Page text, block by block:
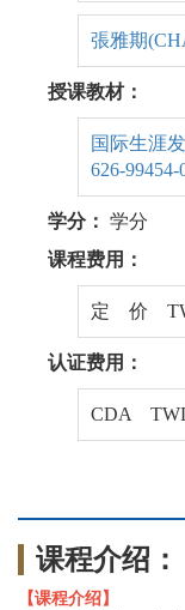
張雅期
授课教材：
国际生涯
626-
学分： 学分
课程费用：
定 价
认证费用：
CDA
课程介绍：
【课程介绍】